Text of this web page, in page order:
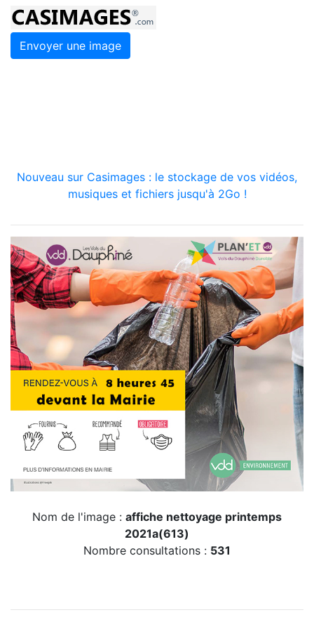
Envoyer une image
Nouveau sur Casimages : le stockage de vos vidéos,
musiques et fichiers jusqu'à 2Go !
Nom de l'image : affiche nettoyage printemps
2021a(613)
Nombre consultations : 531